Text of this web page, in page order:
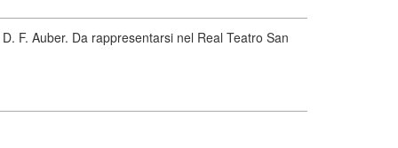
F. Auber. Da rappresentarsi nel Real Teatro San